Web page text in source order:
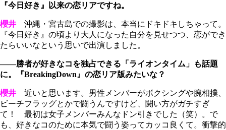
『今日好き』以来の恋リアですね。
櫻井 沖縄・宮古島での撮影は、本当にドキドキしちゃって。
『今日好き』の頃より大人になった自分を見せつつ、恋ができ
たらいいなという思いで出演しました。
――勝者が好きなコを独占できる「ライオンタイム」も話題
に。『BreakingDown』の恋リア版みたいな？
櫻井 近いと思います。男性メンバーがボクシングや腕相撲、
ビーチフラッグとかで闘うんですけど、闘い方がガチすぎ
て！ 最初は女子メンバーみんなドン引きでした（笑）。で
も、好きなコのために本気で闘う姿ってカッコ良くて。衝撃的